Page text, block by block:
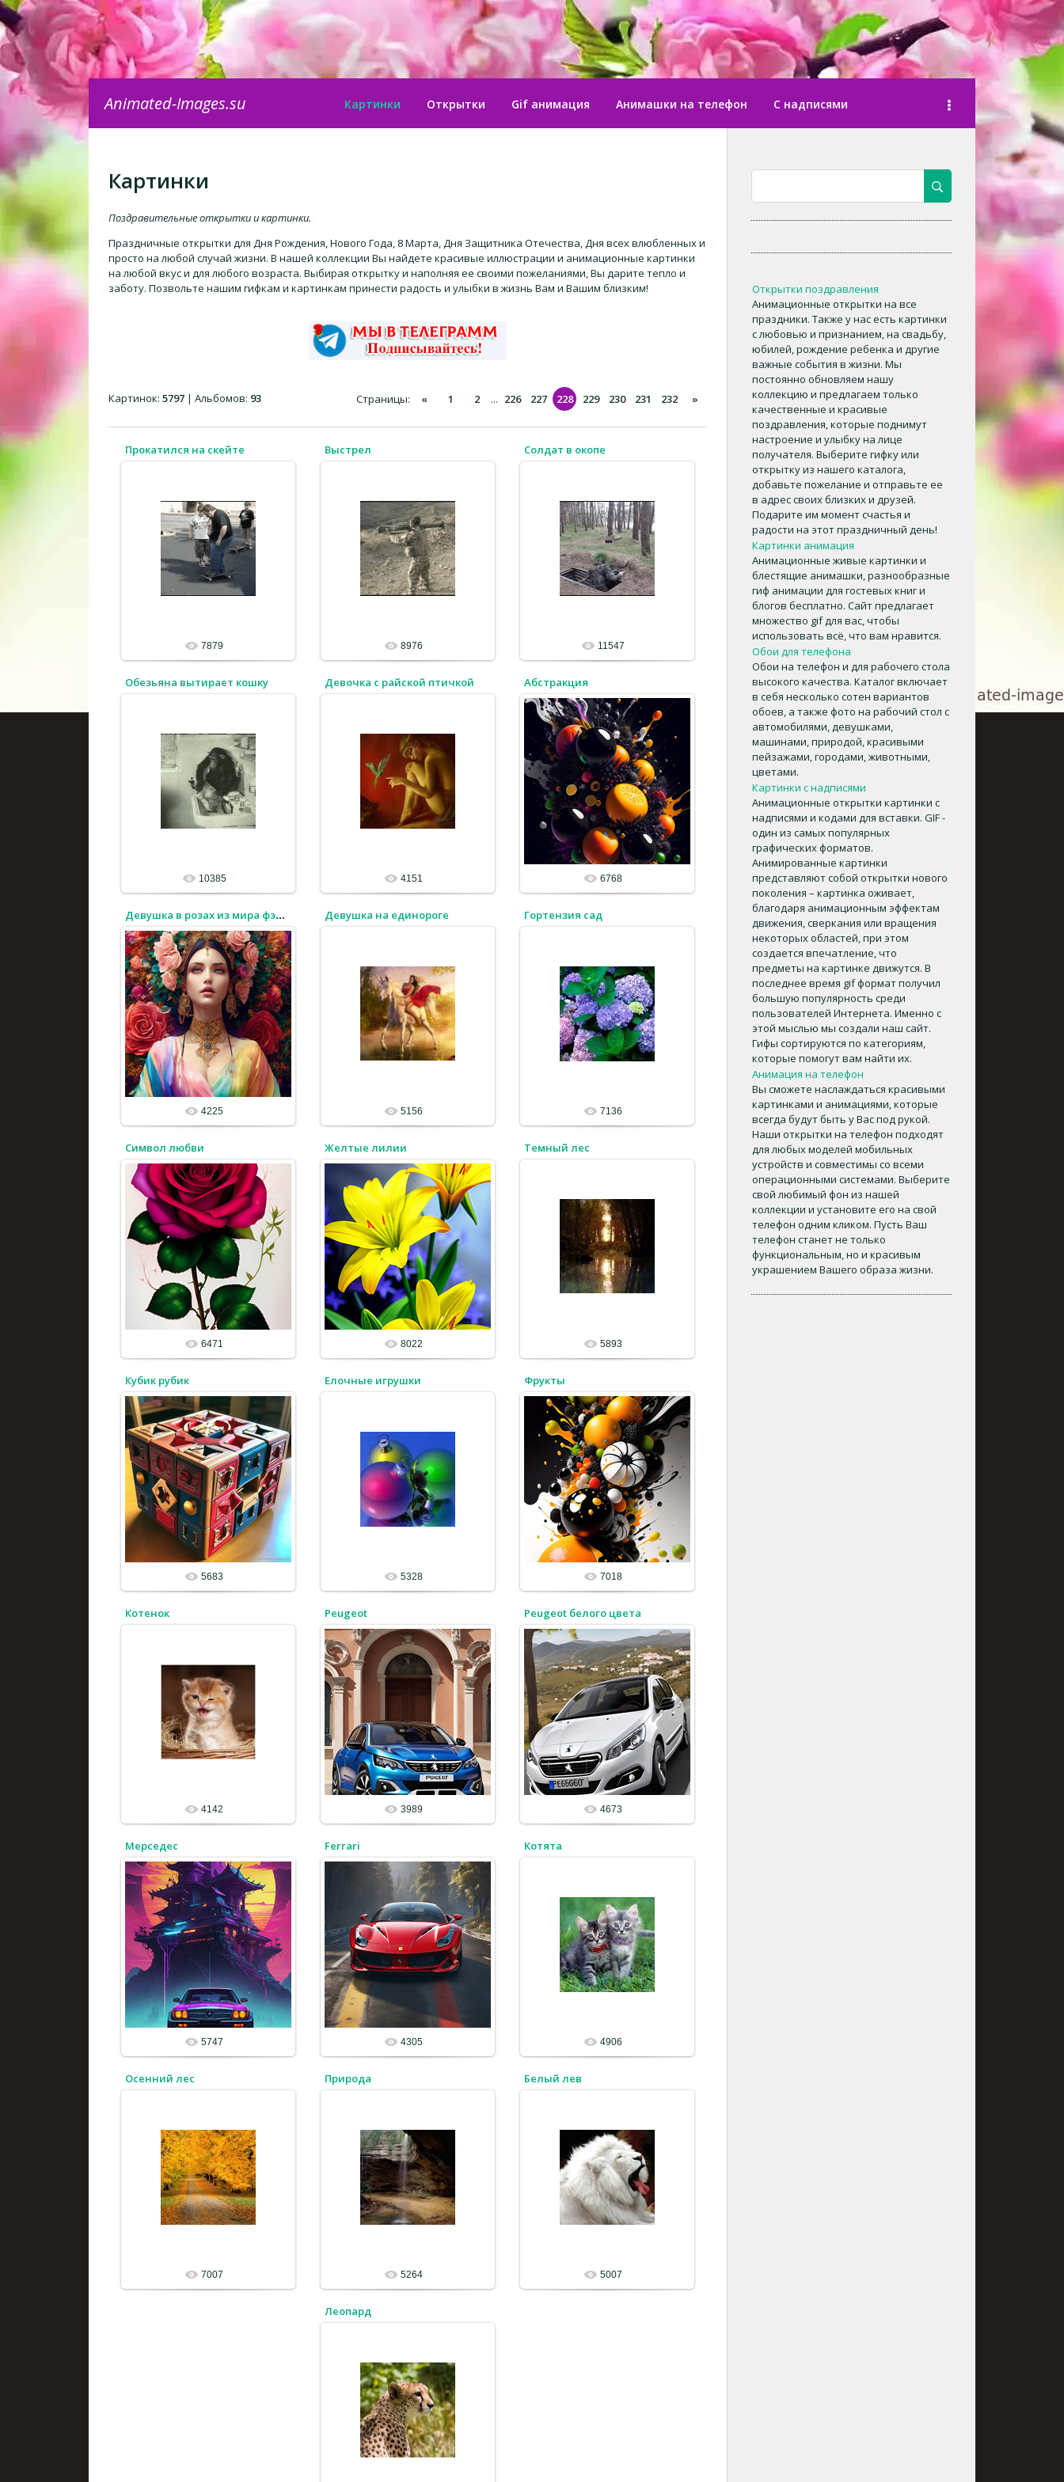
Animated-Images.su Картинки Открытки Gif анимация Анимашки на телефон С надписями
Картинки
Поздравительные открытки и картинки.
Праздничные открытки для Дня Рождения, Нового Года, 8 Марта, Дня Защитника Отечества, Дня всех влюбленных и
просто на любой случай жизни. В нашей коллекции Вы найдете красивые иллюстрации и анимационные картинки
на любой вкус и для любого возраста. Выбирая открытку и наполняя ее своими пожеланиями, Вы дарите тепло и
заботу. Позвольте нашим гифкам и картинкам принести радость и улыбки в жизнь Вам и Вашим близким!
Картинок: 5797 | Альбомов: 93 Страницы: « 1 2 ... 226 227 228 229 230 231 232 »
Прокатился на скейте
7879
Выстрел
8976
Солдат в окопе
11547
Обезьяна вытирает кошку
10385
Девочка с райской птичкой
4151
Абстракция
6768
Девушка в розах из мира фэнтези
4225
Девушка на единороге
5156
Гортензия сад
7136
Символ любви
6471
Желтые лилии
8022
Темный лес
5893
Кубик рубик
5683
Елочные игрушки
5328
Фрукты
7018
Котенок
4142
Peugeot
3989
Peugeot белого цвета
4673
Мерседес
5747
Ferrari
4305
Котята
4906
Осенний лес
7007
Природа
5264
Белый лев
5007
Леопард
Открытки поздравления
Анимационные открытки на все
праздники. Также у нас есть картинки
с любовью и признанием, на свадьбу,
юбилей, рождение ребенка и другие
важные события в жизни. Мы
постоянно обновляем нашу
коллекцию и предлагаем только
качественные и красивые
поздравления, которые поднимут
настроение и улыбку на лице
получателя. Выберите гифку или
открытку из нашего каталога,
добавьте пожелание и отправьте ее
в адрес своих близких и друзей.
Подарите им момент счастья и
радости на этот праздничный день!
Картинки анимация
Анимационные живые картинки и
блестящие анимашки, разнообразные
гиф анимации для гостевых книг и
блогов бесплатно. Сайт предлагает
множество gif для вас, чтобы
использовать всё, что вам нравится.
Обои для телефона
Обои на телефон и для рабочего стола
высокого качества. Каталог включает
в себя несколько сотен вариантов
обоев, а также фото на рабочий стол с
автомобилями, девушками,
машинами, природой, красивыми
пейзажами, городами, животными,
цветами.
Картинки с надписями
Анимационные открытки картинки с
надписями и кодами для вставки. GIF -
один из самых популярных
графических форматов.
Анимированные картинки
представляют собой открытки нового
поколения – картинка оживает,
благодаря анимационным эффектам
движения, сверкания или вращения
некоторых областей, при этом
создается впечатление, что
предметы на картинке движутся. В
последнее время gif формат получил
большую популярность среди
пользователей Интернета. Именно с
этой мыслью мы создали наш сайт.
Гифы сортируются по категориям,
которые помогут вам найти их.
Анимация на телефон
Вы сможете наслаждаться красивыми
картинками и анимациями, которые
всегда будут быть у Вас под рукой.
Наши открытки на телефон подходят
для любых моделей мобильных
устройств и совместимы со всеми
операционными системами. Выберите
свой любимый фон из нашей
коллекции и установите его на свой
телефон одним кликом. Пусть Ваш
телефон станет не только
функциональным, но и красивым
украшением Вашего образа жизни.